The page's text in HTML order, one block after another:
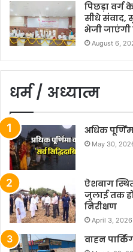
पिछड़ा वर्ग
सीधे संवाद,
भेजी जाएंगी
August 6,
धर्म / अध्यात्म
अधिक
May 30,
ऐशबाग
जुलाई तक
निरीक्षण
April 3, 2026
वाहन